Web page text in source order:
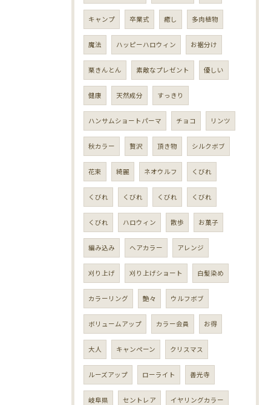
キャンプ 卒業式 癒し 多肉植物
魔法 ハッピーハロウィン お裾分け
栗きんとん 素敵なプレゼント 優しい
健康 天然成分 すっきり
ハンサムショートパーマ チョコ リンツ
秋カラー 贅沢 頂き物 シルクボブ
花束 綺麗 ネオウルフ くびれ
くびれ くびれ くびれ くびれ
くびれ ハロウィン 散歩 お菓子
編み込み ヘアカラー アレンジ
刈り上げ 刈り上げショート 白髪染め
カラーリング 艶々 ウルフボブ
ボリュームアップ カラー会員 お得
大人 キャンペーン クリスマス
ルーズアップ ローライト 善光寺
岐阜県 セントレア イヤリングカラー